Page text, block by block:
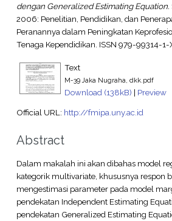
dengan Generalized Estimating Equation.
2006: Penelitian, Pendidikan, dan
Peranannya dalam Peningkatan
Tenaga Kependidikan. ISSN 979-99314-1-
Text
M-39 Jaka Nugraha, dkk.pdf
Download (138kB) | Preview
Official URL: http://fmipa.uny.ac.id
Abstract
Dalam makalah ini akan dibahas model
kategorik multivariate, khususnya respon
mengestimasi parameter pada model
pendekatan Independent Estimating
pendekatan Generalized Estimating